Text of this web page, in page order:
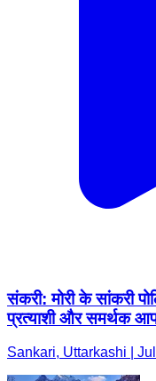
संकरी: मोरी के सांकरी
प्रत्याशी और समर्थक
Sankari, Uttarkashi |